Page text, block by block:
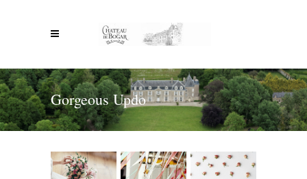
Gorgeous Updo